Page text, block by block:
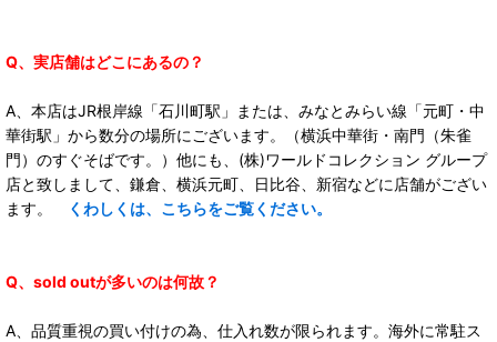
Q、実店舗はどこにあるの？
A、本店はJR根岸線「石川町駅」または、みなとみらい線「元町・中
華街駅」から数分の場所にございます。（横浜中華街・南門（朱雀
門）のすぐそばです。）他にも、(株)ワールドコレクション グループ
店と致しまして、鎌倉、横浜元町、日比谷、新宿などに店舗がござい
ます。
くわしくは、こちらをご覧ください。
Q、sold outが多いのは何故？
A、品質重視の買い付けの為、仕入れ数が限られます。海外に常駐ス